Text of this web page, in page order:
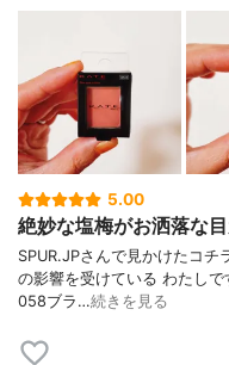
5.00
絶妙な塩梅がお洒落な
SPUR.JPさんで見かけたコ
の影響を受けている わたし
058ブラ…続きを見る